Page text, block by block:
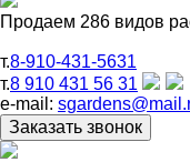
Продаем 286 видов
т.8-910-431-5631
т.8 910 431 56 31
e-mail: